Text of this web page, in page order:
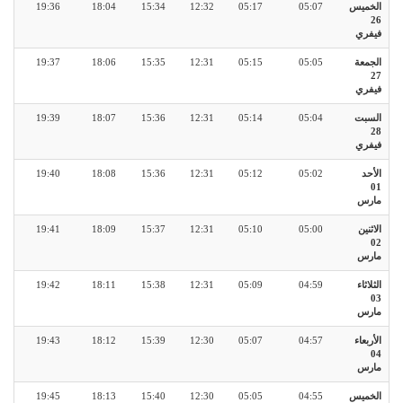
الخميس
26
فيفري
05:07
05:17
12:32
15:34
18:04
19:36
الجمعة
27
فيفري
05:05
05:15
12:31
15:35
18:06
19:37
السبت
28
فيفري
05:04
05:14
12:31
15:36
18:07
19:39
الأحد
01
مارس
05:02
05:12
12:31
15:36
18:08
19:40
الاثنين
02
مارس
05:00
05:10
12:31
15:37
18:09
19:41
الثلاثاء
03
مارس
04:59
05:09
12:31
15:38
18:11
19:42
الأربعاء
04
مارس
04:57
05:07
12:30
15:39
18:12
19:43
الخميس
04:55
05:05
12:30
15:40
18:13
19:45